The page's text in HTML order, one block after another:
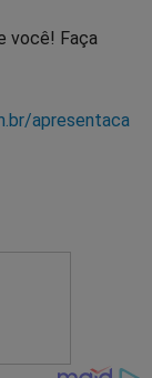
você! Faça
apresentaca